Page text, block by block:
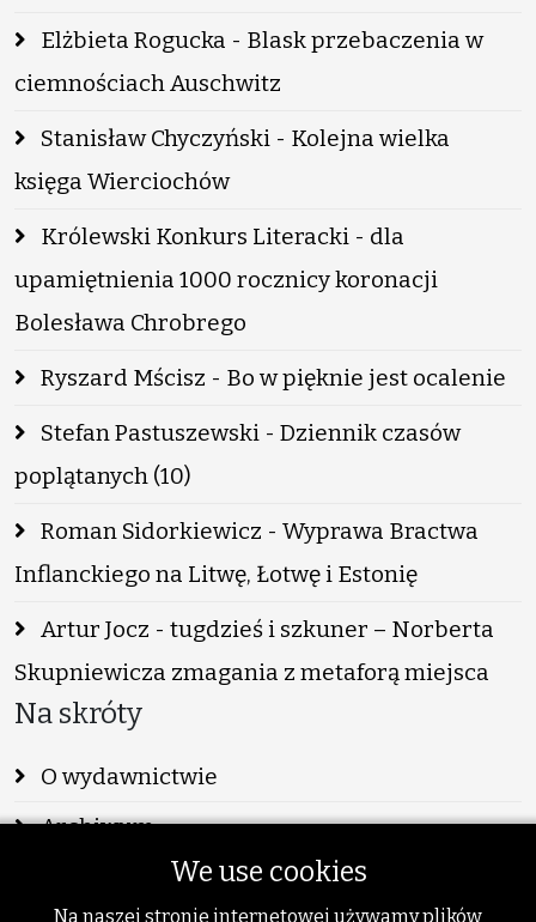
Elżbieta Rogucka - Blask przebaczenia w
ciemnościach Auschwitz
Stanisław Chyczyński - Kolejna wielka
księga Wierciochów
Królewski Konkurs Literacki - dla
upamiętnienia 1000 rocznicy koronacji
Bolesława Chrobrego
Ryszard Mścisz - Bo w pięknie jest ocalenie
Stefan Pastuszewski - Dziennik czasów
poplątanych (10)
Roman Sidorkiewicz - Wyprawa Bractwa
Inflanckiego na Litwę, Łotwę i Estonię
Artur Jocz - tugdzieś i szkuner – Norberta
Skupniewicza zmagania z metaforą miejsca
Na skróty
O wydawnictwie
Archiwum
We use cookies
Na naszej stronie internetowej używamy plików